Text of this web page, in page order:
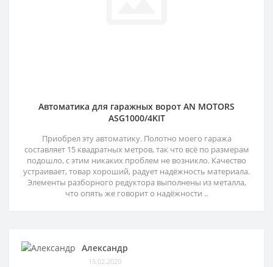
Автоматика для гаражных ворот AN MOTORS
ASG1000/4KIT
Приобрел эту автоматику. Полотно моего гаража
составляет 15 квадратных метров, так что всё по размерам
подошло, с этим никаких проблем не возникло. Качество
устраивает, товар хороший, радует надёжность материала.
Элементы разборного редуктора выполнены из металла,
что опять же говорит о надёжности ..
Александр
15.02.2020